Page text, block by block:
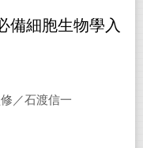
備細胞生物學入
／石渡信一